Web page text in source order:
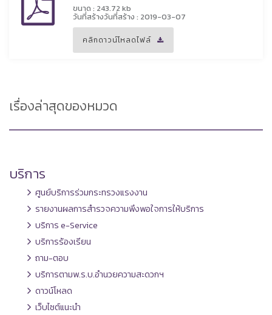
ขนาด : 243.72 kb
วันที่สร้างวันที่สร้าง : 2019-03-07
คลิกดาวน์โหลดไฟล์
เรื่องล่าสุดของหมวด
บริการ
ศูนย์บริการร่วมกระทรวงแรงงาน
รายงานผลการสำรวจความพึงพอใจการให้บริการ
บริการ e-Service
บริการร้องเรียน
ถาม-ตอบ
บริการตามพ.ร.บ.อำนวยความสะดวกฯ
ดาวน์โหลด
เว็บไซต์แนะนำ